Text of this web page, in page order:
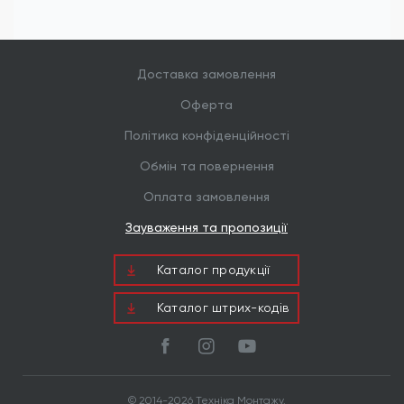
Доставка замовлення
Оферта
Політика конфіденційності
Обмін та повернення
Оплата замовлення
Зауваження та пропозиції
Каталог продукцiї
Каталог штрих-кодів
© 2014-2026 Техніка Монтажу.